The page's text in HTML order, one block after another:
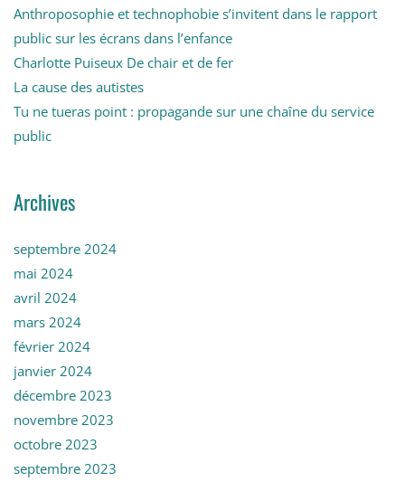
Anthroposophie et technophobie s’invitent dans le rapport
public sur les écrans dans l’enfance
Charlotte Puiseux De chair et de fer
La cause des autistes
Tu ne tueras point : propagande sur une chaîne du service
public
Archives
septembre 2024
mai 2024
avril 2024
mars 2024
février 2024
janvier 2024
décembre 2023
novembre 2023
octobre 2023
septembre 2023